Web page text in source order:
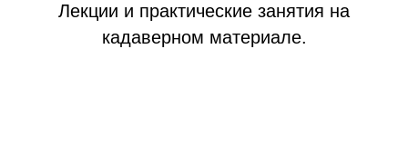
Лекции и практические занятия на
кадаверном материале.